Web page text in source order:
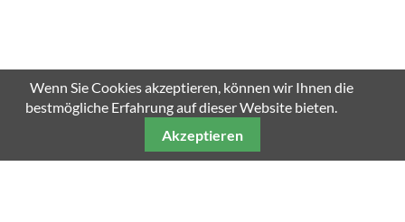
Wenn Sie Cookies akzeptieren, können wir Ihnen die
bestmögliche Erfahrung auf dieser Website bieten.
Akzeptieren